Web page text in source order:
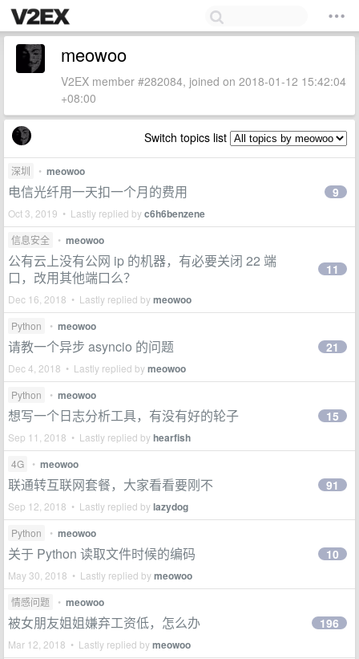
meowoo
V2EX member #282084, joined on 2018-01-12 15:42:04
+08:00
Switch topics list
深圳 • meowoo
电信光纤用一天扣一个月的费用
Oct 3, 2019 • Lastly replied byc6h6benzene
9
信息安全 • meowoo
公有云上没有公网 ip 的机器，有必要关闭 22 端
口，改用其他端口么？
Dec 16, 2018 • Lastly replied bymeowoo
11
Python • meowoo
请教一个异步 asyncio 的问题
Dec 4, 2018 • Lastly replied bymeowoo
21
Python • meowoo
想写一个日志分析工具，有没有好的轮子
Sep 11, 2018 • Lastly replied byhearfish
15
4G • meowoo
联通转互联网套餐，大家看看要刚不
Sep 12, 2018 • Lastly replied bylazydog
91
Python • meowoo
关于 Python 读取文件时候的编码
May 30, 2018 • Lastly replied bymeowoo
10
情感问题 • meowoo
被女朋友姐姐嫌弃工资低，怎么办
Mar 12, 2018 • Lastly replied bymeowoo
196